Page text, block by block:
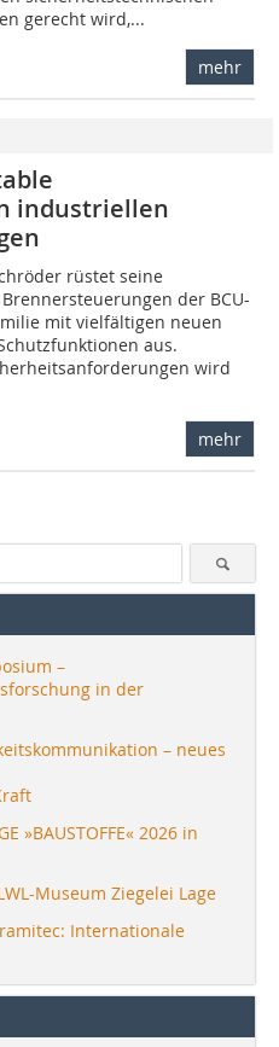
gerecht wird,...
mehr
industriellen
rüstet seine
der BCU-
mit vielfältigen neuen
aus.
wird
mehr
–
in der
– neues
»BAUSTOFFE« 2026 in
Museum Ziegelei Lage
Internationale